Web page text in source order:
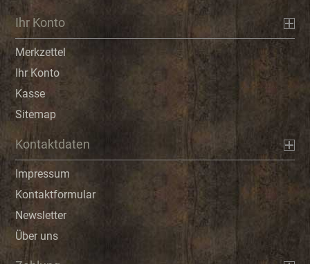
Ihr Konto
Merkzettel
Ihr Konto
Kasse
Sitemap
Kontaktdaten
Impressum
Kontaktformular
Newsletter
Über uns